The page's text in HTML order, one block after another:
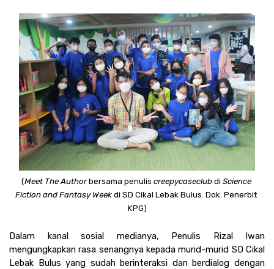
(Meet The Author bersama penulis creepycaseclub di Science
Fiction and Fantasy Week di SD Cikal Lebak Bulus. Dok. Penerbit
KPG)
Dalam kanal sosial medianya, Penulis Rizal Iwan
mengungkapkan rasa senangnya kepada murid-murid SD Cikal
Lebak Bulus yang sudah berinteraksi dan berdialog dengan